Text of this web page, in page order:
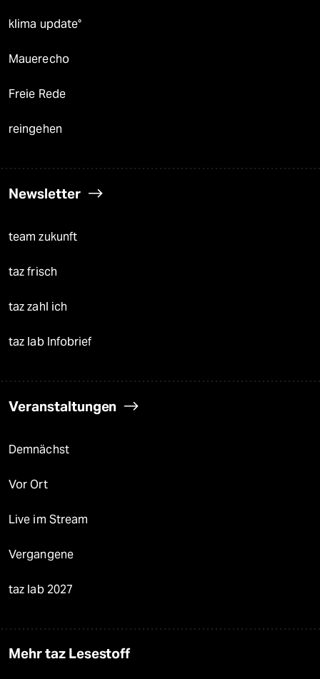
klima update°
Mauerecho
Freie Rede
reingehen
Newsletter
team zukunft
taz frisch
taz zahl ich
taz lab Infobrief
Veranstaltungen
Demnächst
Vor Ort
Live im Stream
Vergangene
taz lab 2027
Mehr taz Lesestoff